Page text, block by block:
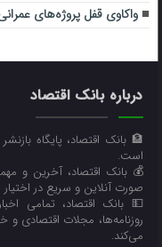
واکاوی قفل پروژه‌های
درباره بانک اقتصاد
🏦 بانک اقتصاد، پایگاه
است.
💰 بانک اقتصاد، آخرین و
صورت آنلاین و سریع در
💵 بانک اقتصاد، تمامی
روزنامه‌ها، مجلات اقتصادی و
می‌کند.